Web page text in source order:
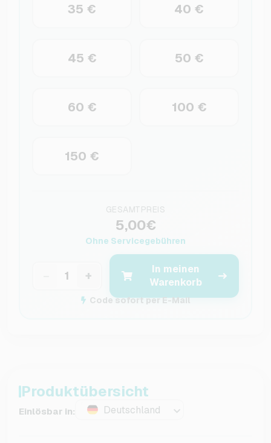
35 € 40 €
45 € 50 €
60 € 100 €
150 €
GESAMTPREIS
5,00€
Ohne Servicegebühren
+
In meinen
Warenkorb
Code sofort per E-Mail
Produktübersicht
Einlösbar in: Deutschland